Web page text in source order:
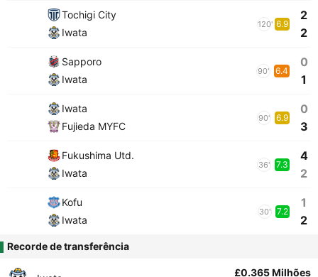
Tochigi City
Iwata
120' 6.9
2
2
Sapporo
Iwata
90' 6.4
0
1
Iwata
Fujieda MYFC
90' 6.9
0
3
Fukushima Utd.
Iwata
36' 7.3
4
2
Kofu
Iwata
30' 7.2
1
2
Recorde de transferência
£0.365 Milhões